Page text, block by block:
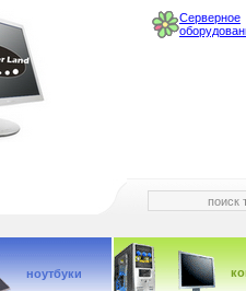
Серверное
ноутбуки